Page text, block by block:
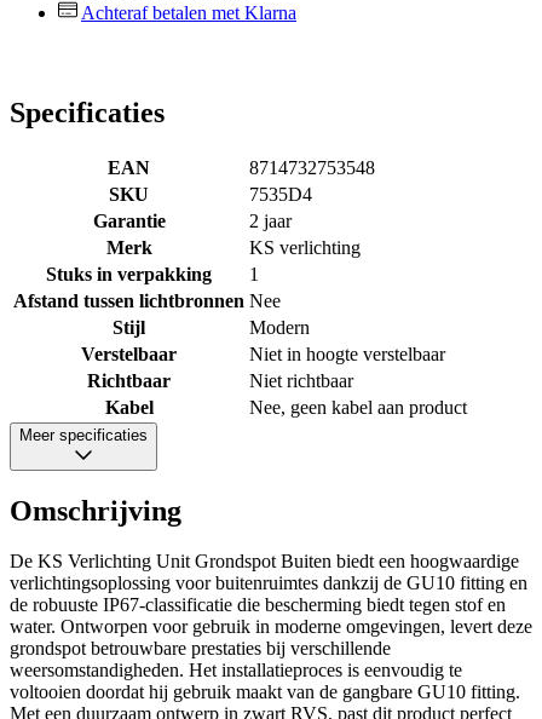
Achteraf betalen met Klarna
Specificaties
EAN
8714732753548
SKU
7535D4
Garantie
2 jaar
Merk
KS verlichting
Stuks in verpakking
1
Afstand tussen lichtbronnen Nee
Stijl
Modern
Verstelbaar
Niet in hoogte verstelbaar
Richtbaar
Niet richtbaar
Kabel
Nee, geen kabel aan product
Meer specificaties
Omschrijving
De KS Verlichting Unit Grondspot Buiten biedt een hoogwaardige
verlichtingsoplossing voor buitenruimtes dankzij de GU10 fitting en
de robuuste IP67-classificatie die bescherming biedt tegen stof en
water. Ontworpen voor gebruik in moderne omgevingen, levert deze
grondspot betrouwbare prestaties bij verschillende
weersomstandigheden. Het installatieproces is eenvoudig te
voltooien doordat hij gebruik maakt van de gangbare GU10 fitting.
Met een duurzaam ontwerp in zwart RVS, past dit product perfect